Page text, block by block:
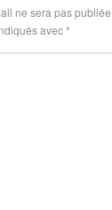
ne sera pas publiée.
avec*